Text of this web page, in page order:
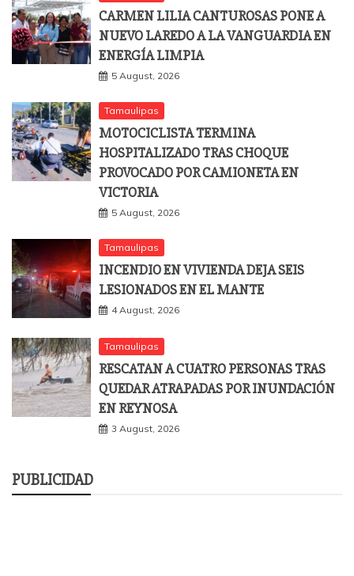
CARMEN LILIA CANTUROSAS PONE A
NUEVO LAREDO A LA VANGUARDIA EN
ENERGÍA LIMPIA
5 August, 2026
Tamaulipas
MOTOCICLISTA TERMINA
HOSPITALIZADO TRAS CHOQUE
PROVOCADO POR CAMIONETA EN
VICTORIA
5 August, 2026
Tamaulipas
INCENDIO EN VIVIENDA DEJA SEIS
LESIONADOS EN EL MANTE
4 August, 2026
Tamaulipas
RESCATAN A CUATRO PERSONAS TRAS
QUEDAR ATRAPADAS POR INUNDACIÓN
EN REYNOSA
3 August, 2026
PUBLICIDAD